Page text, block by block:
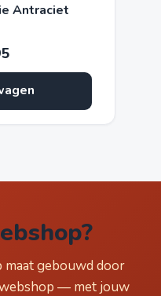
Antraciet
gebouwd door
— met jouw